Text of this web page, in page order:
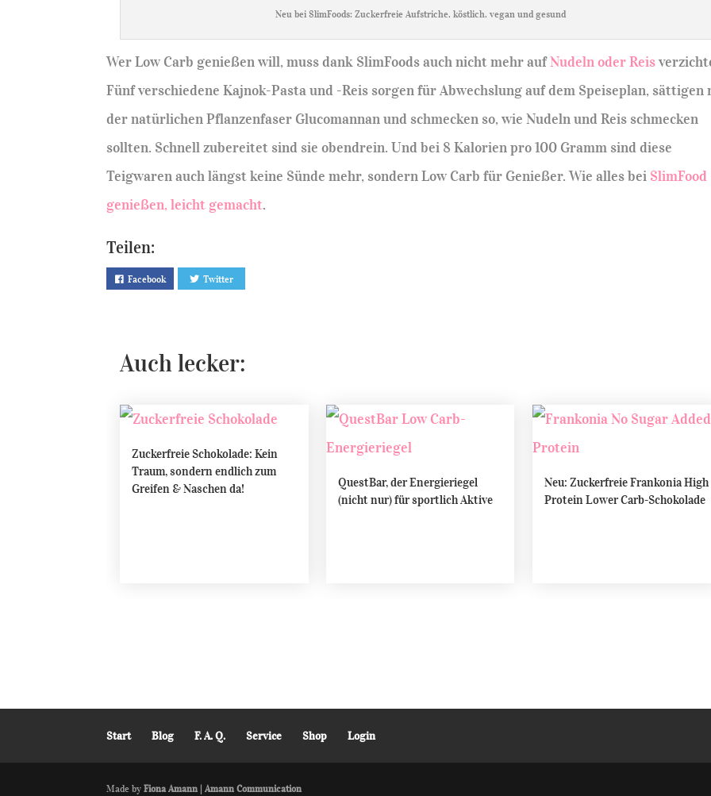
Neu bei SlimFoods: Zuckerfreie Aufstriche, köstlich, vegan und gesund
Wer Low Carb genießen will, muss dank SlimFoods auch nicht mehr aufNudeln oder Reis
Fünf verschiedene Kajnok-Pasta und -Reis sorgen für Abwechslung auf dem Speiseplan, sättigen
der natürlichen Pflanzenfaser Glucomannan und schmecken so, wie Nudeln und Reis schmecken
sollten. Schnell zubereitet sind sie obendrein. Und bei 8 Kalorien pro 100 Gramm sind diese
Teigwaren auch längst keine Sünde mehr, sondern Low Carb für Genießer. Wie alles bei SlimFood
genießen, leicht gemacht.
Teilen:
Facebook Twitter
Auch lecker:
Zuckerfreie Schokolade: Kein
Traum, sondern endlich zum
Greifen & Naschen da!
QuestBar, der Energieriegel
(nicht nur) für sportlich Aktive
Neu: Zuckerfreie Frankonia High
Protein Lower Carb-Schokolade
Start Blog F. A. Q. Service Shop Login
Made byFiona Amann | Amann Communication